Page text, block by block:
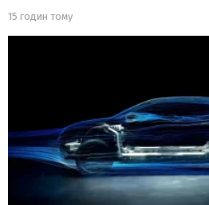
15 годин тому